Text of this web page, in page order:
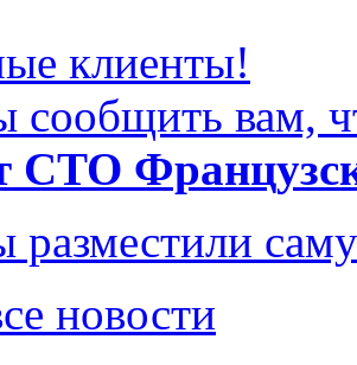
клиенты!
вам,
СТО
разместили
новости